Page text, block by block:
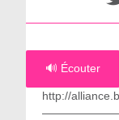
🔊 Écouter
http://